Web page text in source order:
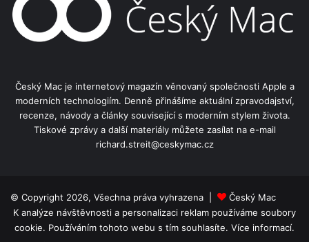
Český Mac je internetový magazín věnovaný společnosti Apple a
moderních technologiím. Denně přinášíme aktuální zpravodajství,
recenze, návody a články související s moderním stylem života.
Tiskové zprávy a další materiály můžete zasílat na e-mail
richard.streit@ceskymac.cz
© Copyright 2026, Všechna práva vyhrazena |
Český Mac
K analýze návštěvnosti a personalizaci reklam používáme soubory
cookie. Používáním tohoto webu s tím souhlasíte. Více informací.